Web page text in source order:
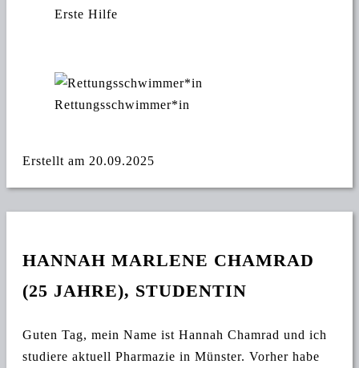
Erste Hilfe
Rettungsschwimmer*in
Erstellt am 20.09.2025
HANNAH MARLENE CHAMRAD
(25 JAHRE), STUDENTIN
Guten Tag, mein Name ist Hannah Chamrad und ich
studiere aktuell Pharmazie in Münster. Vorher habe